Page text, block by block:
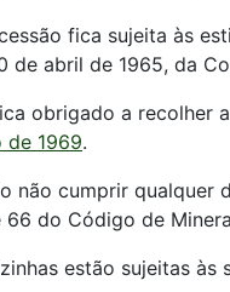
fica sujeita às
de abril de 1965, da
obrigado a
de 1969.
não cumprir qualquer
do Código de
estão sujeitas